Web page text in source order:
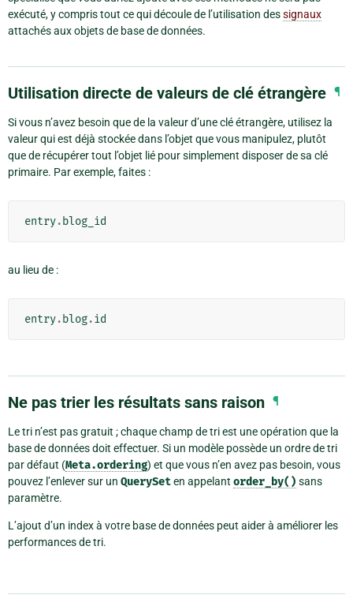
exécuté, y compris tout ce qui découle de l’utilisation dessignaux
attachés aux objets de base de données.
Utilisation directe de valeurs de clé étrangère ¶
Si vous n’avez besoin que de la valeur d’une clé étrangère, utilisez la
valeur qui est déjà stockée dans l’objet que vous manipulez, plutôt
que de récupérer tout l’objet lié pour simplement disposer de sa clé
primaire. Par exemple, faites :
entry. blog_id
au lieu de :
entry. blog.id
Ne pas trier les résultats sans raison ¶
Le tri n’est pas gratuit ; chaque champ de tri est une opération que la
base de données doit effectuer. Si un modèle possède un ordre de tri
par défaut (Meta.ordering) et que vous n’en avez pas besoin, vous
pouvez l’enlever sur un QuerySeten appelant order_by() sans
paramètre.
L’ajout d’un index à votre base de données peut aider à améliorer les
performances de tri.